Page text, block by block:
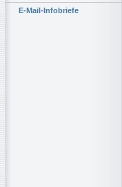
E-Mail-Infobriefe